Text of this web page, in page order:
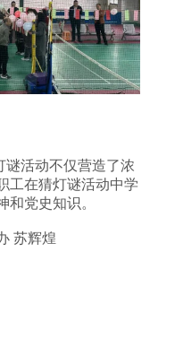
活动不仅营造了浓
工在猜灯谜活动中学
和党史知识。
辉煌